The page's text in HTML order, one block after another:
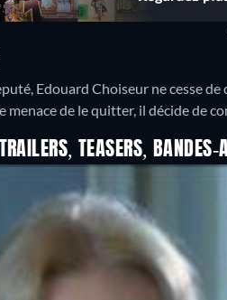
Edouard Choiseur ne cesse
menace de le quitter, il décide de
TEASERS, BANDES-